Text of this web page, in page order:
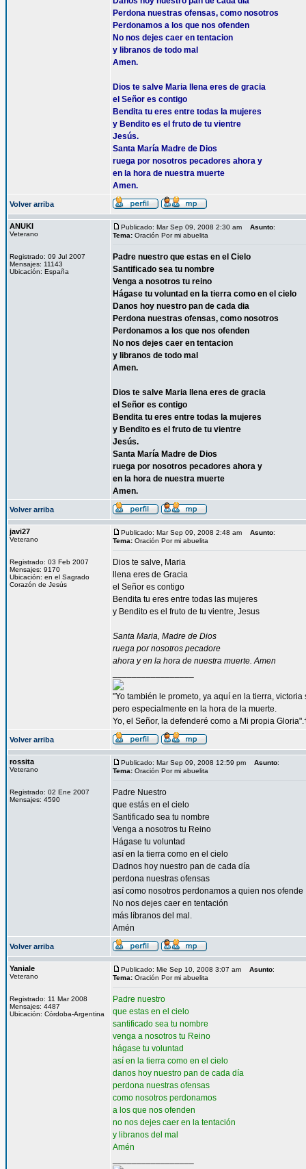
Perdona nuestras ofensas, como nosotros
Perdonamos a los que nos ofenden
No nos dejes caer en tentacion
y libranos de todo mal
Amen.
Dios te salve Maria llena eres de gracia
el Señor es contigo
Bendita tu eres entre todas la mujeres
y Bendito es el fruto de tu vientre
Jesús.
Santa María Madre de Dios
ruega por nosotros pecadores ahora y
en la hora de nuestra muerte
Amen.
Volver arriba
ANUKI
Veterano
Registrado: 09 Jul 2007
Mensajes: 11143
Ubicación: España
Publicado: Mar Sep 09, 2008 2:30 am Asunto:
Tema: Oración Por mi abuelita
Padre nuestro que estas en el Cielo
Santificado sea tu nombre
Venga a nosotros tu reino
Hágase tu voluntad en la tierra como en el cielo
Danos hoy nuestro pan de cada dia
Perdona nuestras ofensas, como nosotros
Perdonamos a los que nos ofenden
No nos dejes caer en tentacion
y libranos de todo mal
Amen.
Dios te salve Maria llena eres de gracia
el Señor es contigo
Bendita tu eres entre todas la mujeres
y Bendito es el fruto de tu vientre
Jesús.
Santa María Madre de Dios
ruega por nosotros pecadores ahora y
en la hora de nuestra muerte
Amen.
Volver arriba
javi27
Veterano
Registrado: 03 Feb 2007
Mensajes: 9170
Ubicación: en el Sagrado
Corazón de Jesús
Publicado: Mar Sep 09, 2008 2:48 am Asunto:
Tema: Oración Por mi abuelita
Dios te salve, Maria
llena eres de Gracia
el Señor es contigo
Bendita tu eres entre todas las mujeres
y Bendito es el fruto de tu vientre, Jesus
Santa Maria, Madre de Dios
ruega por nosotros pecadore
ahora y en la hora de nuestra muerte. Amen
"Yo también le prometo, ya aquí en la tierra,
pero especialmente en la hora de la muerte.
Yo, el Señor, la defenderé como a Mi propia
Volver arriba
rossita
Veterano
Registrado: 02 Ene 2007
Mensajes: 4590
Publicado: Mar Sep 09, 2008 12:59 pm Asunto:
Tema: Oración Por mi abuelita
Padre Nuestro
que estás en el cielo
Santificado sea tu nombre
Venga a nosotros tu Reino
Hágase tu voluntad
así en la tierra como en el cielo
Dadnos hoy nuestro pan de cada día
perdona nuestras ofensas
así como nosotros perdonamos a quien nos ofende
No nos dejes caer en tentación
más líbranos del mal.
Amén
Volver arriba
Yaniale
Veterano
Registrado: 11 Mar 2008
Mensajes: 4487
Ubicación: Córdoba-Argentina
Publicado: Mie Sep 10, 2008 3:07 am Asunto:
Tema: Oración Por mi abuelita
Padre nuestro
que estas en el cielo
santificado sea tu nombre
venga a nosotros tu Reino
hágase tu voluntad
así en la tierra como en el cielo
danos hoy nuestro pan de cada día
perdona nuestras ofensas
como nosotros perdonamos
a los que nos ofenden
no nos dejes caer en la tentación
y libranos del mal
Amén